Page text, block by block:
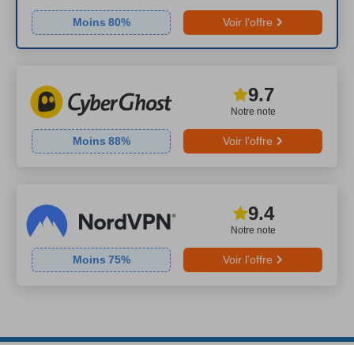
Moins 80% Voir l’offre
Notre note
9.7
Moins 88% Voir l’offre
Notre note
9.4
Moins 75% Voir l’offre